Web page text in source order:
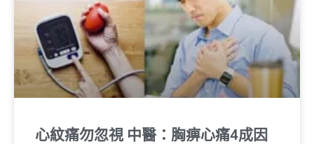
心紋痛勿忽視 中醫：胸痹心痛4成因